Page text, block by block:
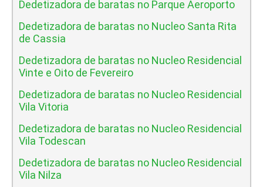
Dedetizadora de baratas no Parque Aeroporto
Dedetizadora de baratas no Nucleo Santa Rita
de Cassia
Dedetizadora de baratas no Nucleo Residencial
Vinte e Oito de Fevereiro
Dedetizadora de baratas no Nucleo Residencial
Vila Vitoria
Dedetizadora de baratas no Nucleo Residencial
Vila Todescan
Dedetizadora de baratas no Nucleo Residencial
Vila Nilza